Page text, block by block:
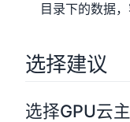
目录下的数据
选择建议
选择GPU云